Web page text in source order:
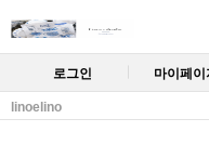
로그인 마이페이
linoelino